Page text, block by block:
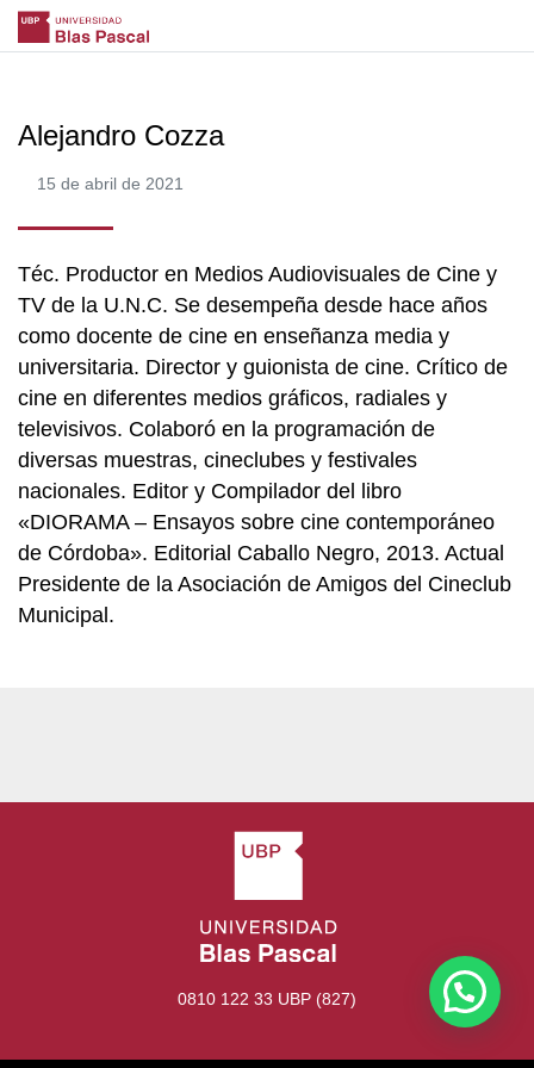
Alejandro Cozza
15 de abril de 2021
Téc. Productor en Medios Audiovisuales de Cine y
TV de la U.N.C. Se desempeña desde hace años
como docente de cine en enseñanza media y
universitaria. Director y guionista de cine. Crítico de
cine en diferentes medios gráficos, radiales y
televisivos. Colaboró en la programación de
diversas muestras, cineclubes y festivales
nacionales. Editor y Compilador del libro
«DIORAMA – Ensayos sobre cine contemporáneo
de Córdoba». Editorial Caballo Negro, 2013. Actual
Presidente de la Asociación de Amigos del Cineclub
Municipal.
0810 122 33 UBP (827)